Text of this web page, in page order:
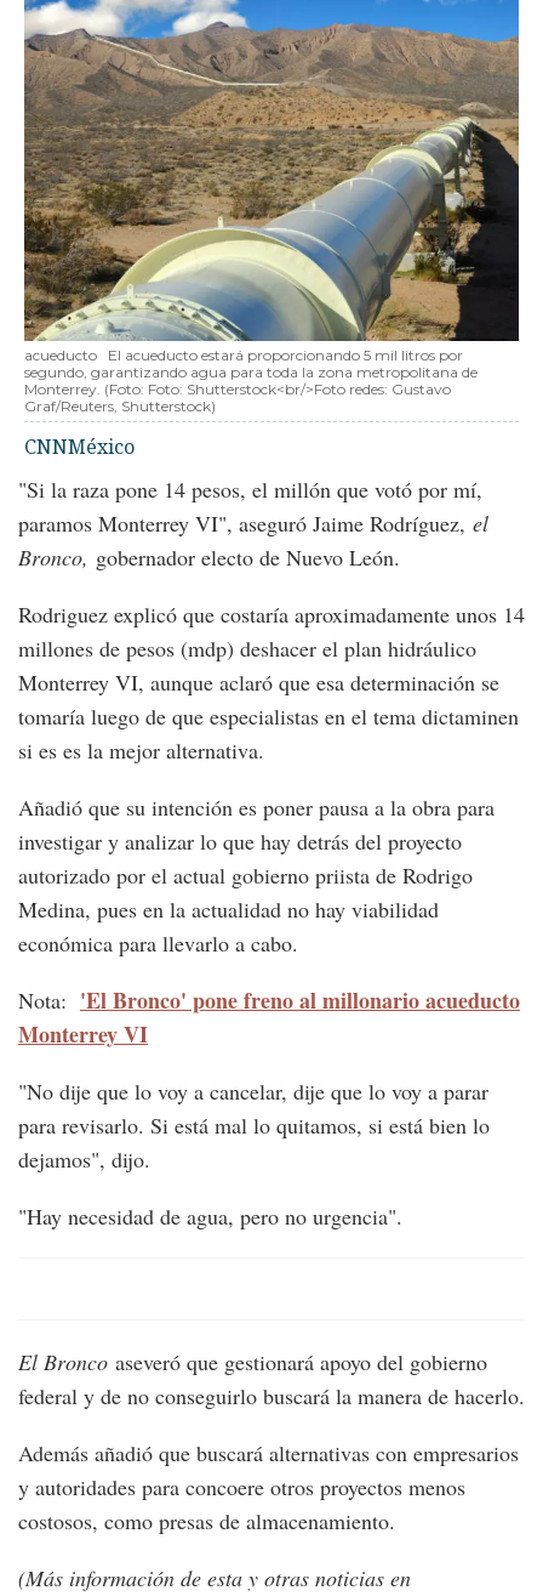
acueducto
El acueducto estará proporcionando 5 mil litros por
segundo, garantizando agua para toda la zona metropolitana de
Monterrey. (Foto: Foto: Shutterstock<br/>Foto redes: Gustavo
Graf/Reuters, Shutterstock)
CNNMéxico
"Si la raza pone 14 pesos, el millón que votó por mí,
paramos Monterrey VI", aseguró Jaime Rodríguez, el
Bronco, gobernador electo de Nuevo León.
Rodriguez explicó que costaría aproximadamente unos 14
millones de pesos (mdp) deshacer el plan hidráulico
Monterrey VI, aunque aclaró que esa determinación se
tomaría luego de que especialistas en el tema dictaminen
si es es la mejor alternativa.
Añadió que su intención es poner pausa a la obra para
investigar y analizar lo que hay detrás del proyecto
autorizado por el actual gobierno priista de Rodrigo
Medina, pues en la actualidad no hay viabilidad
económica para llevarlo a cabo.
Nota: 'El Bronco' pone freno al millonario acueducto
Monterrey VI
"No dije que lo voy a cancelar, dije que lo voy a parar
para revisarlo. Si está mal lo quitamos, si está bien lo
dejamos", dijo.
"Hay necesidad de agua, pero no urgencia".
El Bronco aseveró que gestionará apoyo del gobierno
federal y de no conseguirlo buscará la manera de hacerlo.
Además añadió que buscará alternativas con empresarios
y autoridades para concoere otros proyectos menos
costosos, como presas de almacenamiento.
(Más información de esta y otras noticias en